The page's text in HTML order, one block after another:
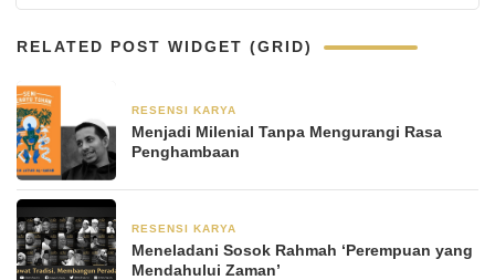
RELATED POST WIDGET (GRID)
RESENSI KARYA
Menjadi Milenial Tanpa Mengurangi Rasa
Penghambaan
RESENSI KARYA
Meneladani Sosok Rahmah ‘Perempuan yang
Mendahului Zaman’